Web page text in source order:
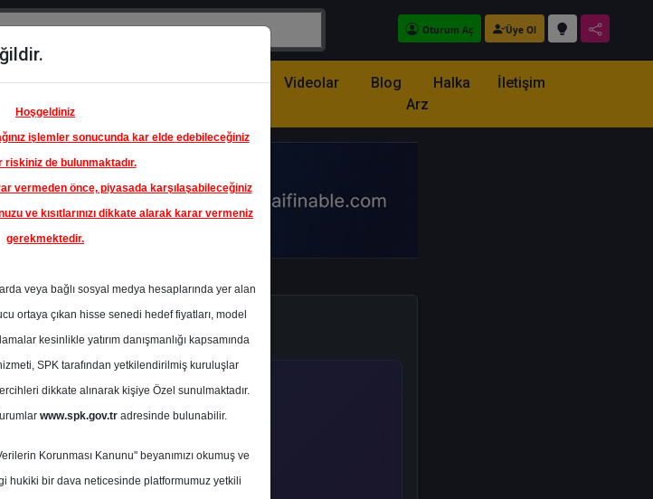
Oturum Aç Üye Ol
Raporlar Partnerlerimiz Videolar Blog
Halka
Arz
İletişim
Rapor Detay
Hoşgeldiniz
işlemler sonucunda kar elde edebileceğiniz
riskiniz de bulunmaktadır.
vermeden önce, piyasada karşılaşabileceğiniz
ve kısıtlarınızı dikkate alarak karar vermeniz
gerekmektedir.
veya bağlı sosyal medya hesaplarında yer alan
ortaya çıkan hisse senedi hedef fiyatları, model
kesinlikle yatırım danışmanlığı kapsamında
hizmeti, SPK tarafından yetkilendirilmiş kuruluşlar
dikkate alınarak kişiye Özel sunulmaktadır.
www.spk.gov.tradresinde bulunabilir.
Korunması Kanunu" beyanımızı okumuş ve
hukiki bir dava neticesinde platformumuz yetkili